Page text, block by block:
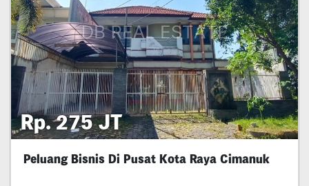
Rp. 275 JT
Peluang Bisnis Di Pusat Kota Raya Cimanuk